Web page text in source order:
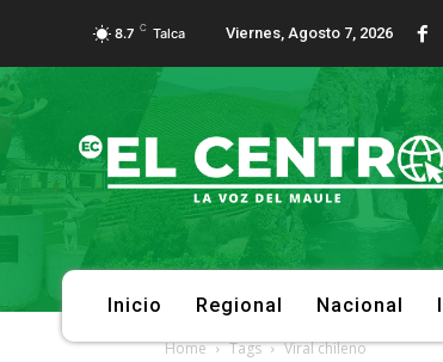
8.7 C Talca Viernes, Agosto 7, 2026
Inicio Regional Nacional
Home Tags Viral chileno